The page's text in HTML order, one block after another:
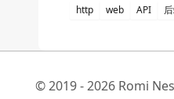
http web API
© 2019 - 2026 Romi